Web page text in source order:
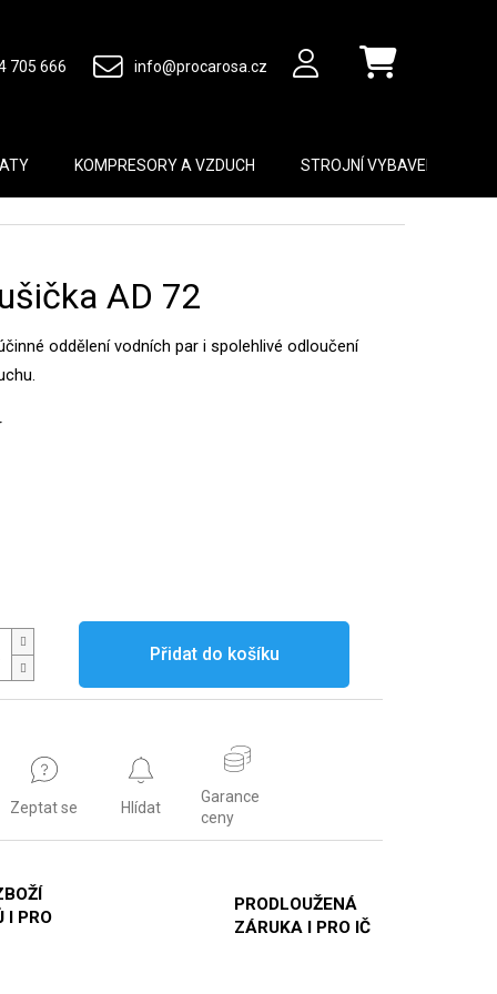
705 666 info@procarosa.cz Nákupní košík
KOMPRESORY A VZDUCH STROJNÍ VYBAVENÍ
AD 72
oddělení vodních par i spolehlivé odloučení
Přidat do košíku
Zeptat se Hlídat
Garance
ceny
I PRO
PRODLOUŽENÁ
ZÁRUKA I PRO IČ